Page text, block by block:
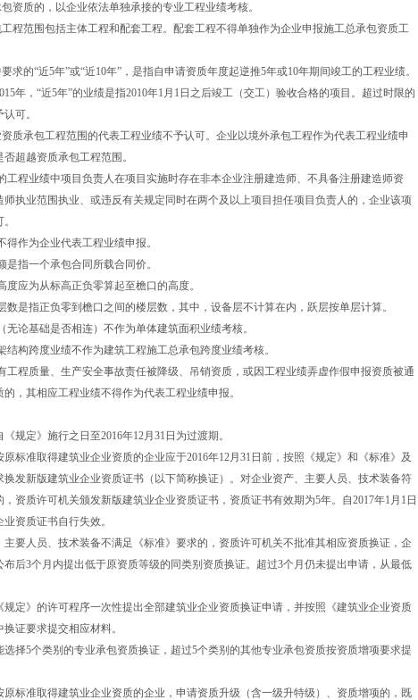
质的，以企业依法单独承接的专业工程业绩考核。
范围包括主体工程和配套工程。配套工程不得单独作为企业申报施工总承包资质工
的“近5年”或“近10年”，是指自申请资质年度起逆推5年或10年期间竣工的工程业绩。
年，“近5年”的业绩是指2010年1月1日之后竣工（交工）验收合格的项目。超过时限的
可。
承包工程范围的代表工程业绩不予认可。企业以境外承包工程作为代表工程业绩申
超越资质承包工程范围。
程业绩中项目负责人在项目实施时存在非本企业注册建造师、不具备注册建造师资
师执业范围执业、或违反有关规定同时在两个及以上项目担任项目负责人的，企业该项
作为企业代表工程业绩申报。
指一个承包合同所载合同价。
应为从标高正负零算起至檐口的高度。
是指正负零到檐口之间的楼层数，其中，设备层不计算在内，跃层按单层计算。
论基础是否相连）不作为单体建筑面积业绩考核。
构跨度业绩不作为建筑工程施工总承包跨度业绩考核。
程质量、生产安全事故责任被降级、吊销资质，或因工程业绩弄虚作假申报资质被通
，其相应工程业绩不得作为代表工程业绩申报。
定》施行之日至2016年12月31日为过渡期。
准取得建筑业企业资质的企业应于2016年12月31日前，按照《规定》和《标准》及
换发新版建筑业企业资质证书（以下简称换证）。对企业资产、主要人员、技术装备符
资质许可机关颁发新版建筑业企业资质证书，资质证书有效期为5年。自2017年1月1日
资质证书自行失效。
人员、技术装备不满足《标准》要求的，资质许可机关不批准其相应资质换证，企
布后3个月内提出低于原资质等级的同类别资质换证。超过3个月仍未提出申请，从最低
》的许可程序一次性提出全部建筑业企业资质换证申请，并按照《建筑业企业资质
证要求提交相应材料。
5个类别的专业承包资质换证，超过5个类别的其他专业承包资质按资质增项要求提
准取得建筑业企业资质的企业，申请资质升级（含一级升特级）、资质增项的，既